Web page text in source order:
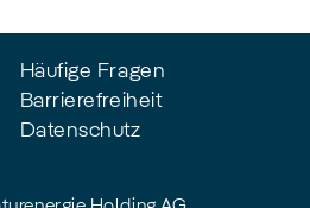
Häufige Fragen
Barrierefreiheit
Datenschutz